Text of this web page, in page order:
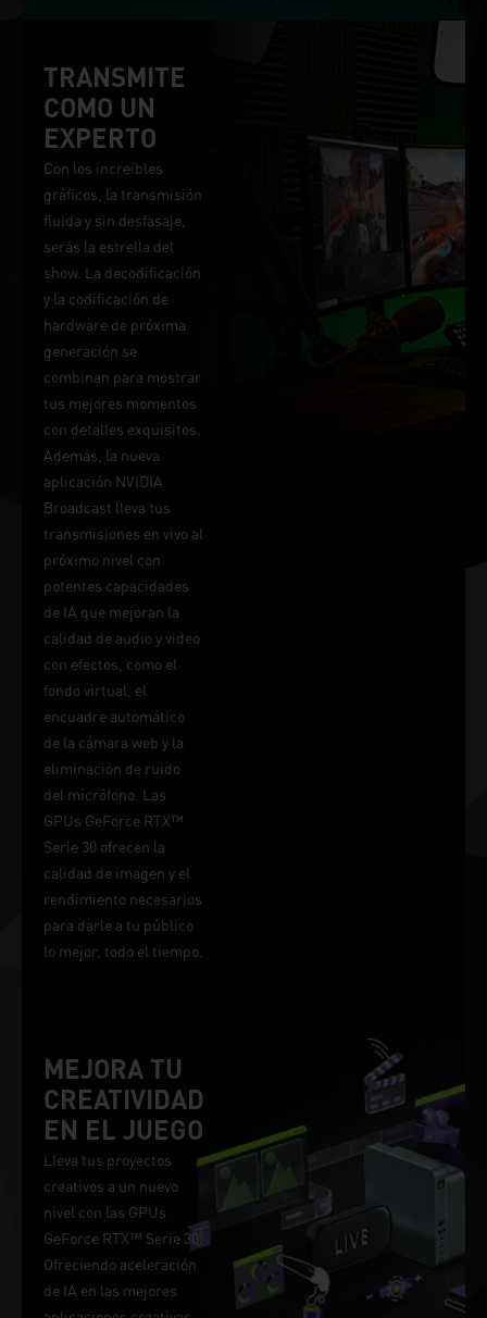
TRANSMITE
COMO UN
EXPERTO
Con los increíbles
gráficos, la transmisión
fluida y sin desfasaje,
serás la estrella del
show. La decodificación
y la codificación de
hardware de próxima
generación se
combinan para mostrar
tus mejores momentos
con detalles exquisitos.
Además, la nueva
aplicación NVIDIA
Broadcast lleva tus
transmisiones en vivo al
próximo nivel con
potentes capacidades
de IA que mejoran la
calidad de audio y video
con efectos, como el
fondo virtual, el
encuadre automático
de la cámara web y la
eliminación de ruido
del micrófono. Las
GPUs GeForce RTX™
Serie 30 ofrecen la
calidad de imagen y el
rendimiento necesarios
para darle a tu público
lo mejor, todo el tiempo.
MEJORA TU
CREATIVIDAD
EN EL JUEGO
Lleva tus proyectos
creativos a un nuevo
nivel con las GPUs
GeForce RTX™ Serie 30.
Ofreciendo aceleración
de IA en las mejores